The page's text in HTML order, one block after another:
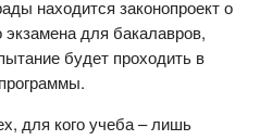
находится законопроект о
для бакалавров,
будет проходить в
для кого учеба – лишь